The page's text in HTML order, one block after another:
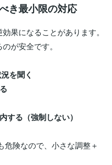
き最小限の対応
果になることがあります。
が安全です。
を聞く
する（強制しない）
危険なので、小さな調整＋